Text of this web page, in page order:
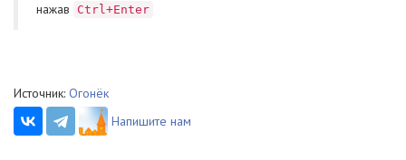
нажав
Ctrl+Enter
Источник: Огонёк
Напишите нам